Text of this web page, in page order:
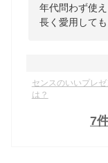
年代問わず使
長く愛用しても
センスのいいプレ
は？
7